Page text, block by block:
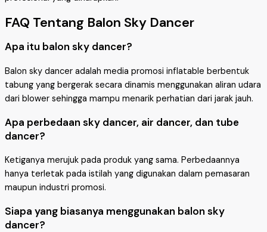
FAQ Tentang Balon Sky Dancer
Apa itu balon sky dancer?
Balon sky dancer adalah media promosi inflatable berbentuk
tabung yang bergerak secara dinamis menggunakan aliran udara
dari blower sehingga mampu menarik perhatian dari jarak jauh.
Apa perbedaan sky dancer, air dancer, dan tube
dancer?
Ketiganya merujuk pada produk yang sama. Perbedaannya
hanya terletak pada istilah yang digunakan dalam pemasaran
maupun industri promosi.
Siapa yang biasanya menggunakan balon sky
dancer?